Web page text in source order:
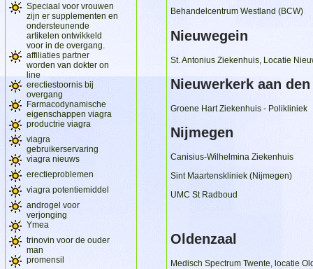
Speciaal voor vrouwen
zijn er supplementen en
ondersteunende
artikelen ontwikkeld
voor in de overgang.
affiliaties partner
worden van dokter on
line
erectiestoornis bij
overgang
Farmacodynamische
eigenschappen viagra
productrie viagra
viagra
gebruikerservaring
viagra nieuws
erectieproblemen
viagra potentiemiddel
androgel voor
verjonging
Ymea
trinovin voor de ouder
man
promensil
Behandelcentrum Westland (BCW)
Nieuwegein
St. Antonius Ziekenhuis, Locatie
Nieuwerkerk aan
Groene Hart Ziekenhuis - Polikliniek
Nijmegen
Canisius-Wilhelmina Ziekenhuis
Sint Maartenskliniek (Nijmegen)
UMC St Radboud
Oldenzaal
Medisch Spectrum Twente, locatie